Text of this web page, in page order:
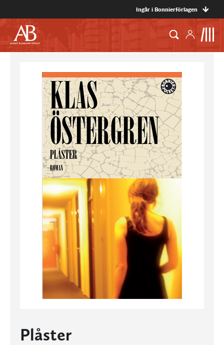
Ingår i Bonnierförlagen
Plåster